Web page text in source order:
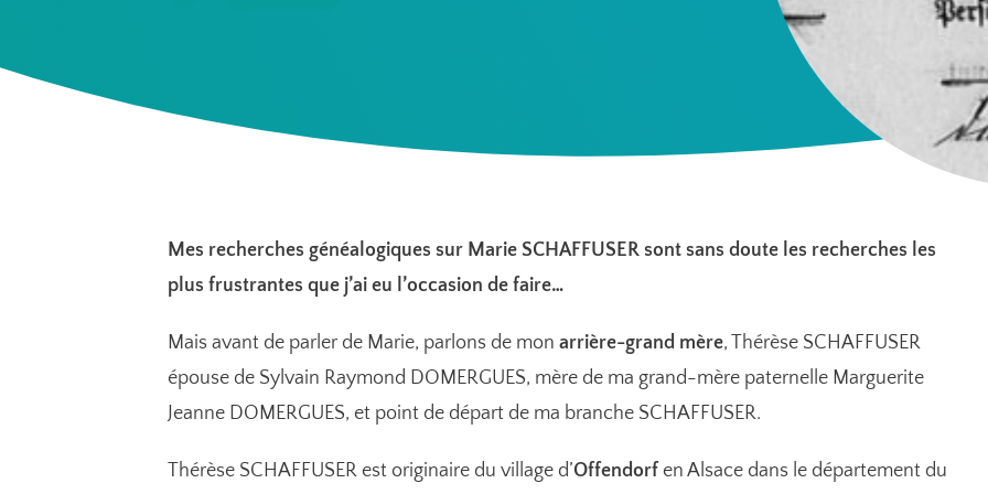
Mes recherches généalogiques sur Marie SCHAFFUSER sont sans doute les recherches les
plus frustrantes que j’ai eu l’occasion de faire…
Mais avant de parler de Marie, parlons de mon arrière-grand mère, Thérèse SCHAFFUSER
épouse de Sylvain Raymond DOMERGUES, mère de ma grand-mère paternelle Marguerite
Jeanne DOMERGUES, et point de départ de ma branche SCHAFFUSER.
Thérèse SCHAFFUSER est originaire du village d’Offendorf en Alsace dans le département du